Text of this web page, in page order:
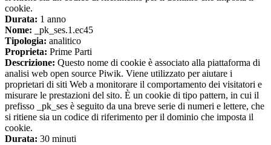
cookie.
Durata: 1 anno
Nome: _pk_ses.1.ec45
Tipologia: analitico
Proprieta: Prime Parti
Descrizione: Questo nome di cookie è associato alla piattaforma di
analisi web open source Piwik. Viene utilizzato per aiutare i
proprietari di siti Web a monitorare il comportamento dei visitatori e
misurare le prestazioni del sito. È un cookie di tipo pattern, in cui il
prefisso _pk_ses è seguito da una breve serie di numeri e lettere, che
si ritiene sia un codice di riferimento per il dominio che imposta il
cookie.
Durata: 30 minuti